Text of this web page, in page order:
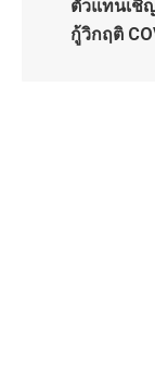
ตัวแทนเชิ
กู้วิกฤติ